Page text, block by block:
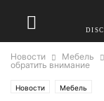
Новости Мебель
обратить внимание
Новости Мебель